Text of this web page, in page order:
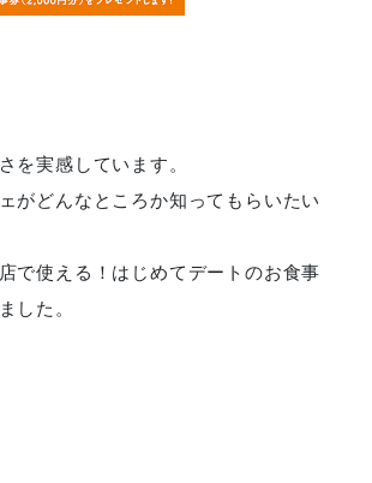
を実感しています。
がどんなところか知ってもらいたい
で使える！はじめてデートのお食事
した。